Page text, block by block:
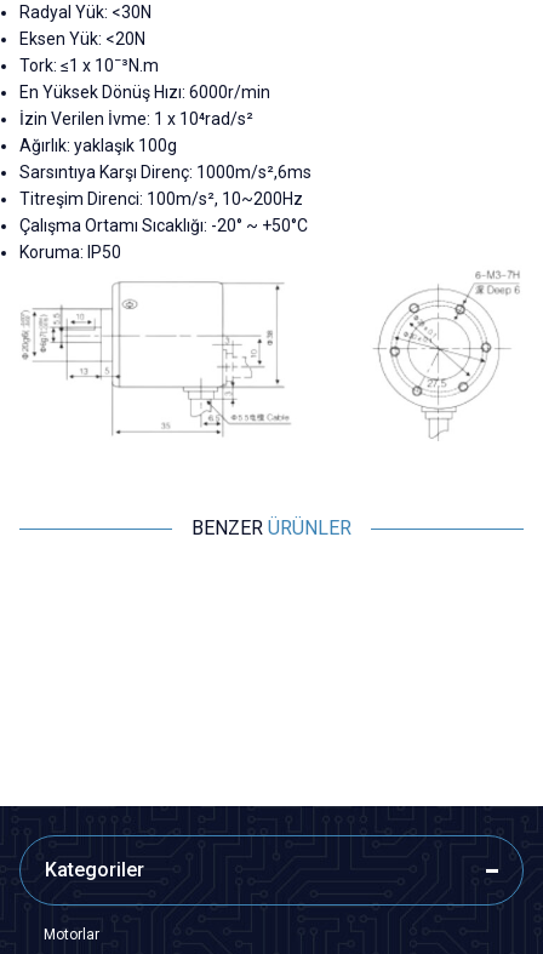
Radyal Yük: <30N
Eksen Yük: <20N
Tork: ≤1 x 10ˉ³N.m
En Yüksek Dönüş Hızı: 6000r/min
İzin Verilen İvme: 1 x 10⁴rad/s²
Ağırlık: yaklaşık 100g
Sarsıntıya Karşı Direnç: 1000m/s²,6ms
Titreşim Direnci: 100m/s², 10~200Hz
Çalışma Ortamı Sıcaklığı: -20° ~ +50°C
Koruma: IP50
BENZER ÜRÜNLER
Kategoriler
Motorlar